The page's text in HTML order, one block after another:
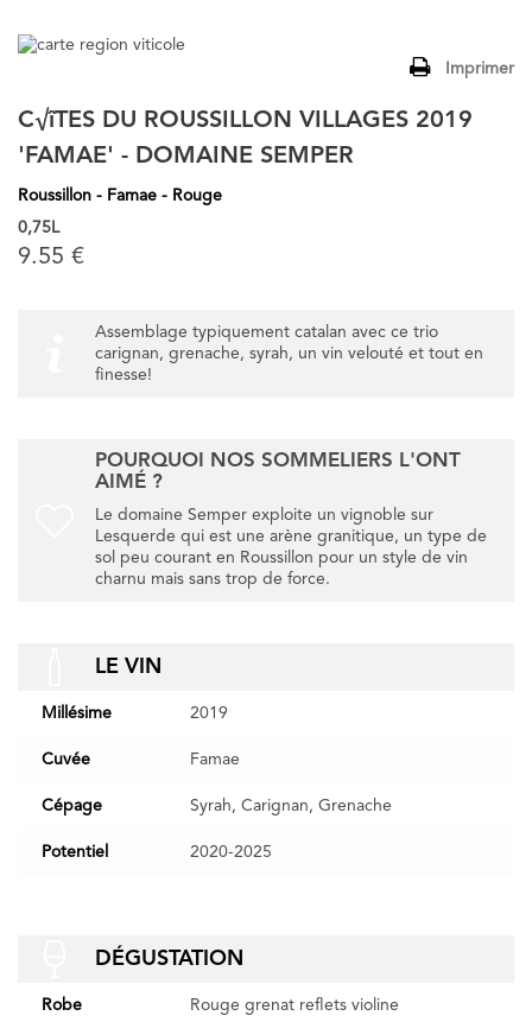
Imprimer
C√îTES DU ROUSSILLON VILLAGES 2019
'FAMAE' - DOMAINE SEMPER
Roussillon - Famae - Rouge
0,75L
9.55 €
Assemblage typiquement catalan avec ce trio
carignan, grenache, syrah, un vin velouté et tout en
finesse!
POURQUOI NOS SOMMELIERS L'ONT
AIMÉ ?
Le domaine Semper exploite un vignoble sur
Lesquerde qui est une arène granitique, un type de
sol peu courant en Roussillon pour un style de vin
charnu mais sans trop de force.
LE VIN
Millésime 2019
Cuvée Famae
Cépage Syrah, Carignan, Grenache
Potentiel 2020-2025
DÉGUSTATION
Robe Rouge grenat reflets violine